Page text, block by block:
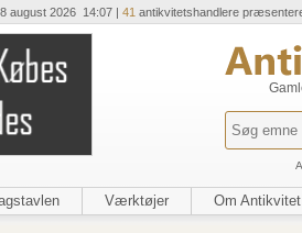
august 2026 14:07 | 41 antikvitetshandlere
Værktøjer Om